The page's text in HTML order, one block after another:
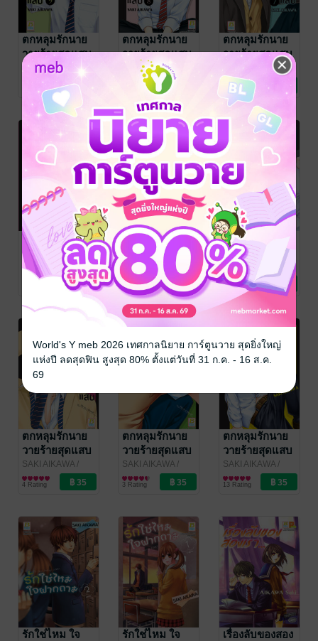
ตกหลุมรักนาย
วายร้ายสุดแสบ
9SAKI AIKAWA
/
Bongkoch
Publishing
การ์ตูนผู้หญิง
2 Rating
ตกหลุมรักนาย
วายร้ายสุดแสบ
SAKI AIKAWA
Bongkoch
Publishing
การ์ตูนผู้หญิง
2 Rating
ตกหลุมรักนาย
วายร้ายสุดแสบ
7SAKI AIKAWA/
Bongkoch
Publishing
การ์ตูนผู้หญิง
2 Rating
ตกหลุมรักนาย
วายร้ายสุดแสบ
6
SAKI AIKAWA/
Bongkoch
การ์ตูนผู้หญิง
ตกหลุมรักนาย
วายร้ายสุดแสบ
5 SAKI AIKAWA /
Bongkoch
Publishing
การ์ตูนผู้หญิง
2 Rating
ตกหลุมรักนาย
วายร้ายสุดแสบ
4
SAKI AIKAWA
/
Bongkoch
Publishing
การ์ตูนผู้หญิง
2 Rating
ตกหลุมรักนาย
วายร้ายสุดแสบ
3
SAKI AIKAWA/
Bongkoch
Publishing
การ์ตูนผู้หญิง
4 Rating
ตกหลุมรักนาย
วายร้ายสุดแสบ
2
SAKI AIKAWA/
Bongkoch
Publishing
การ์ตูนผู้หญิง
3 Rating
ตกหลุมรักนาย
วายร้ายสุดแสบ
1
SAKI AIKAWA/
Bongkoch
Publishing
การ์ตูนผู้หญิง
13 Rating
รักใช่ไหม ใจ
รักใช่ไหม ใจ
เรื่องลับของสอง
World's Y meb 2026 เทศกาลนิยาย การ์ตูนวาย สุดยิ่งใหญ่
แห่งปี ลดสุดฟิน สูงสุด 80% ตั้งแต่วันที่ 31 ก.ค. - 16 ส.ค.
69